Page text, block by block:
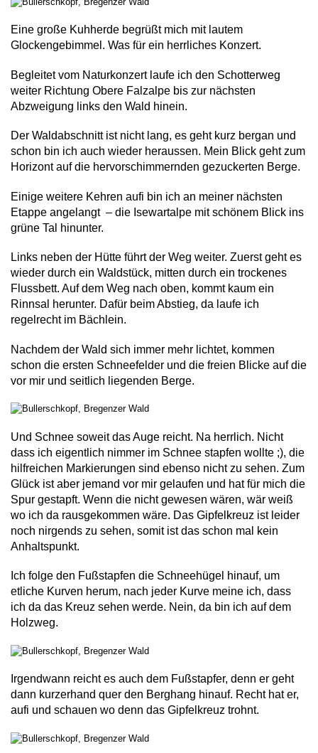
Eine große Kuhherde begrüßt mich mit lautem
Glockengebimmel. Was für ein herrliches Konzert.
Begleitet vom Naturkonzert laufe ich den Schotterweg
weiter Richtung Obere Falzalpe bis zur nächsten
Abzweigung links den Wald hinein.
Der Waldabschnitt ist nicht lang, es geht kurz bergan und
schon bin ich auch wieder heraussen. Mein Blick geht zum
Horizont auf die hervorschimmernden gezuckerten Berge.
Einige weitere Kehren aufi bin ich an meiner nächsten
Etappe angelangt – die Isewartalpe mit schönem Blick ins
grüne Tal hinunter.
Links neben der Hütte führt der Weg weiter. Zuerst geht es
wieder durch ein Waldstück, mitten durch ein trockenes
Flussbett. Auf dem Weg nach oben, kommt kaum ein
Rinnsal herunter. Dafür beim Abstieg, da laufe ich
regelrecht im Bächlein.
Nachdem der Wald sich immer mehr lichtet, kommen
schon die ersten Schneefelder und die freien Blicke auf die
vor mir und seitlich liegenden Berge.
Und Schnee soweit das Auge reicht. Na herrlich. Nicht
dass ich eigentlich nimmer im Schnee stapfen wollte ;), die
hilfreichen Markierungen sind ebenso nicht zu sehen. Zum
Glück ist aber jemand vor mir gelaufen und hat für mich die
Spur gestapft. Wenn die nicht gewesen wären, wär weiß
wo ich da rausgekommen wäre. Das Gipfelkreuz ist leider
noch nirgends zu sehen, somit ist das schon mal kein
Anhaltspunkt.
Ich folge den Fußstapfen die Schneehügel hinauf, um
etliche Kurven herum, nach jeder Kurve meine ich, dass
ich da das Kreuz sehen werde. Nein, da bin ich auf dem
Holzweg.
Irgendwann reicht es auch dem Fußstapfer, denn er geht
dann kurzerhand quer den Berghang hinauf. Recht hat er,
aufi und schauen wo denn das Gipfelkreuz trohnt.